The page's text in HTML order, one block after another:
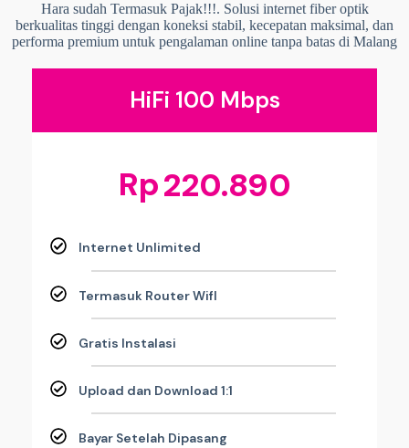
Hara sudah Termasuk Pajak!!!. Solusi internet fiber optik
berkualitas tinggi dengan koneksi stabil, kecepatan maksimal, dan
performa premium untuk pengalaman online tanpa batas di Malang
HiFi 100 Mbps
Rp220.890
Internet Unlimited
Termasuk Router WifI
Gratis Instalasi
Upload dan Download 1:1
Bayar Setelah Dipasang